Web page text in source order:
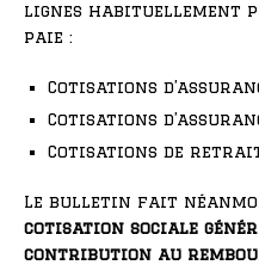
lignes habituellement
paie :
Cotisations
Cotisations
Cotisations de
Le bulletin fait
cotisation sociale
contribution au